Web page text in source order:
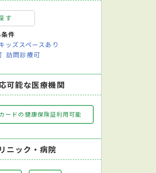
す
件
ッズスペースあり
訪問診療可
可能な医療機関
ードの健康保険証利用可能
ニック・病院